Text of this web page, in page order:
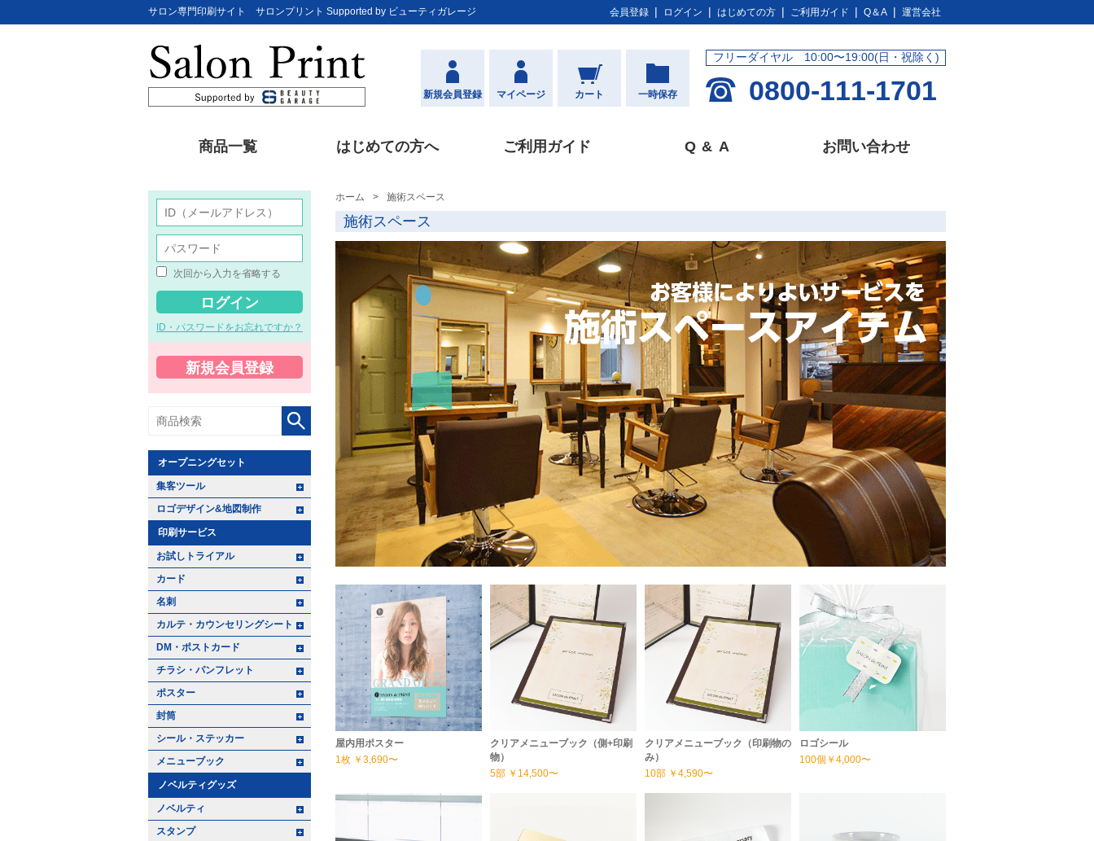
サロン専門印刷サイト サロンプリント Supported by ビューティガレージ 会員登録 ログイン はじめての方 ご利用ガイド Q＆A 運営会社
新規会員登録 マイページ カート 一時保存
フリーダイヤル 10:00〜19:00(日・祝除く)
0800-111-1701
商品一覧 はじめての方へ ご利用ガイド Q& A お問い合わせ
ホーム 施術スペース
施術スペース
屋内用ポスター
1枚 ￥3,690〜
クリアメニューブック（側+印刷
物）
5部 ￥14,500〜
クリアメニューブック（印刷物の
み）
10部 ￥4,590〜
ロゴシール
100個 ￥4,000〜
次回から入力を省略する
ID・パスワードをお忘れですか？
新規会員登録
オープニングセット
集客ツール
ロゴデザイン&地図制作
印刷サービス
お試しトライアル
カード
名刺
カルテ・カウンセリングシート
DM・ポストカード
チラシ・パンフレット
ポスター
封筒
シール・ステッカー
メニューブック
ノベルティグッズ
ノベルティ
スタンプ